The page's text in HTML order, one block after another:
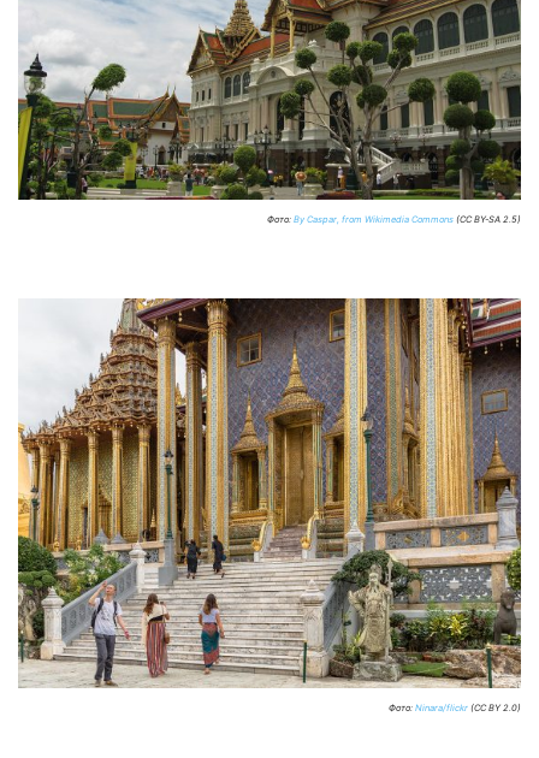
Фото: By Caspar, from Wikimedia Commons (CC BY-SA 2.5)
Фото: Ninara/flickr (CC BY 2.0)